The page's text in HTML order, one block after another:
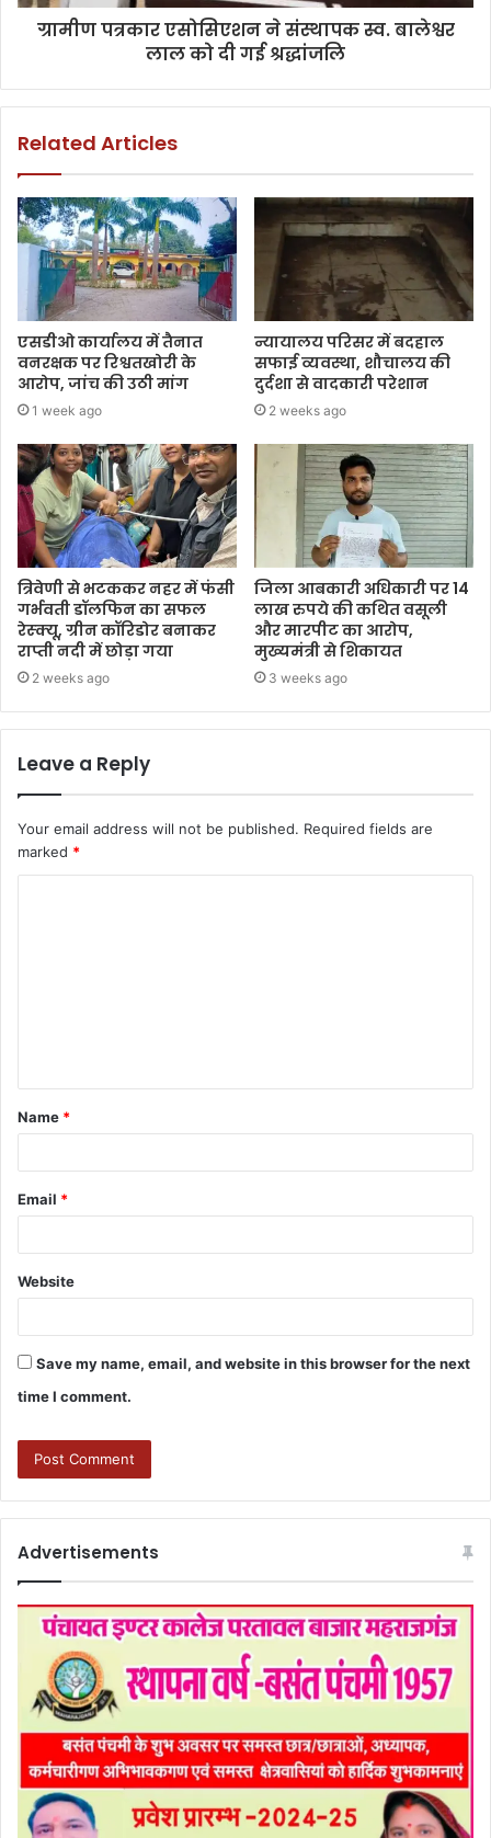
ग्रामीण पत्रकार एसोसिएशन ने संस्थापक स्व. बालेश्वर
लाल को दी गई श्रद्धांजलि
Related Articles
एसडीओ कार्यालय में तैनात
वनरक्षक पर रिश्वतखोरी के
आरोप, जांच की उठी मांग
1 week ago
न्यायालय परिसर में बदहाल
सफाई व्यवस्था, शौचालय की
दुर्दशा से वादकारी परेशान
2 weeks ago
त्रिवेणी से भटककर नहर में फंसी
गर्भवती डॉलफिन का सफल
रेस्क्यू, ग्रीन कॉरिडोर बनाकर
राप्ती नदी में छोड़ा गया
2 weeks ago
जिला आबकारी अधिकारी पर 14
लाख रुपये की कथित वसूली
और मारपीट का आरोप,
मुख्यमंत्री से शिकायत
3 weeks ago
Leave a Reply
Your email address will not be published. Required fields are
marked *
Name *
Email *
Website
Save my name, email, and website in this browser for the next
time I comment.
Advertisements